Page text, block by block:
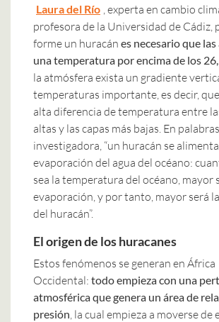
Laura del Río , experta en cambio
profesora de la Universidad de Cádiz,
forme un huracán es necesario que
una temperatura por encima de los
la atmósfera exista un gradiente
temperaturas importante, es decir,
alta diferencia de temperatura entre
altas y las capas más bajas. En
investigadora, “un huracán se
evaporación del agua del océano:
sea la temperatura del océano, mayor
evaporación, y por tanto, mayor será
del huracán”.
El origen de los huracanes
Estos fenómenos se generan en África
Occidental: todo empieza con una
atmosférica que genera un área de
presión , la cual empieza a moverse de